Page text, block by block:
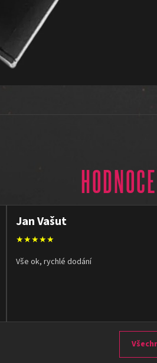
Jan Vašut
★★★★★
Vše ok, rychlé dodání